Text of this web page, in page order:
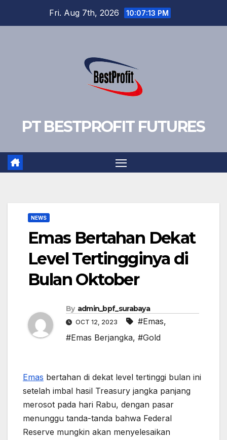
Fri. Aug 7th, 2026 10:07:14 PM
PT BESTPROFIT FUTURES
NEWS
Emas Bertahan Dekat
Level Tertingginya di
Bulan Oktober
By admin_bpf_surabaya
OCT 12, 2023 #Emas,
#Emas Berjangka, #Gold
Emas bertahan di dekat level tertinggi bulan ini
setelah imbal hasil Treasury jangka panjang
merosot pada hari Rabu, dengan pasar
menunggu tanda-tanda bahwa Federal
Reserve mungkin akan menyelesaikan